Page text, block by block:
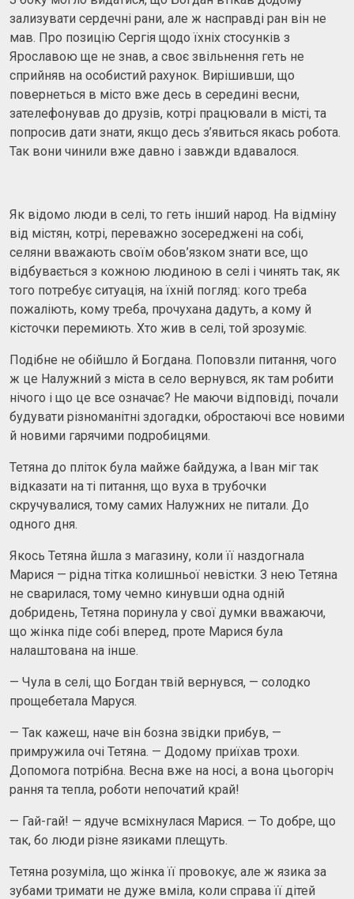
зализувати сердечні рани, але ж насправді ран він не
мав. Про позицію Сергія щодо їхніх стосунків з
Ярославою ще не знав, а своє звільнення геть не
сприйняв на особистий рахунок. Вирішивши, що
повернеться в місто вже десь в середині весни,
зателефонував до друзів, котрі працювали в місті, та
попросив дати знати, якщо десь з’явиться якась робота.
Так вони чинили вже давно і завжди вдавалося.
Як відомо люди в селі, то геть інший народ. На відміну
від містян, котрі, переважно зосереджені на собі,
селяни вважають своїм обов’язком знати все, що
відбувається з кожною людиною в селі і чинять так, як
того потребує ситуація, на їхній погляд: кого треба
пожаліють, кому треба, прочухана дадуть, а кому й
кісточки перемиють. Хто жив в селі, той зрозуміє.
Подібне не обійшло й Богдана. Поповзли питання, чого
ж це Налужний з міста в село вернувся, як там робити
нічого і що це все означає? Не маючи відповіді, почали
будувати різноманітні здогадки, обростаючі все новими
й новими гарячими подробицями.
Тетяна до пліток була майже байдужа, а Іван міг так
відказати на ті питання, що вуха в трубочки
скручувалися, тому самих Налужних не питали. До
одного дня.
Якось Тетяна йшла з магазину, коли її наздогнала
Марися — рідна тітка колишньої невістки. З нею Тетяна
не сварилася, тому чемно кинувши одна одній
добридень, Тетяна поринула у свої думки вважаючи,
що жінка піде собі вперед, проте Марися була
налаштована на інше.
— Чула в селі, що Богдан твій вернувся, — солодко
прощебетала Маруся.
— Так кажеш, наче він бозна звідки прибув, —
примружила очі Тетяна. — Додому приїхав трохи.
Допомога потрібна. Весна вже на носі, а вона цьогоріч
рання та тепла, роботи непочатий край!
— Гай-гай! — ядуче всміхнулася Марися. — То добре, що
так, бо люди різне язиками плещуть.
Тетяна розуміла, що жінка її провокує, але ж язика за
зубами тримати не дуже вміла, коли справа її дітей